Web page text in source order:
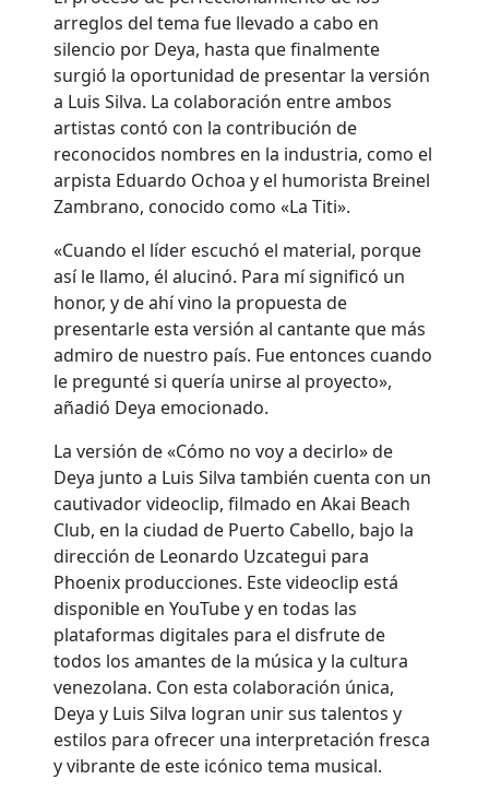
arreglos del tema fue llevado a cabo en
silencio por Deya, hasta que finalmente
surgió la oportunidad de presentar la versión
a Luis Silva. La colaboración entre ambos
artistas contó con la contribución de
reconocidos nombres en la industria, como el
arpista Eduardo Ochoa y el humorista Breinel
Zambrano, conocido como «La Titi».
«Cuando el líder escuchó el material, porque
así le llamo, él alucinó. Para mí significó un
honor, y de ahí vino la propuesta de
presentarle esta versión al cantante que más
admiro de nuestro país. Fue entonces cuando
le pregunté si quería unirse al proyecto»,
añadió Deya emocionado.
La versión de «Cómo no voy a decirlo» de
Deya junto a Luis Silva también cuenta con un
cautivador videoclip, filmado en Akai Beach
Club, en la ciudad de Puerto Cabello, bajo la
dirección de Leonardo Uzcategui para
Phoenix producciones. Este videoclip está
disponible en YouTube y en todas las
plataformas digitales para el disfrute de
todos los amantes de la música y la cultura
venezolana. Con esta colaboración única,
Deya y Luis Silva logran unir sus talentos y
estilos para ofrecer una interpretación fresca
y vibrante de este icónico tema musical.